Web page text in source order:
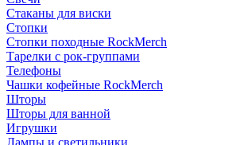
Стаканы для виски
Стопки
Стопки походные RockMerch
Тарелки с рок-группами
Телефоны
Чашки кофейные RockMerch
Шторы
Шторы для ванной
Игрушки
Лампы и светильники